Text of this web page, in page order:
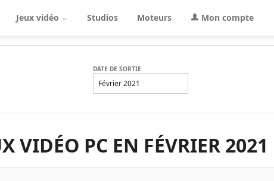
Jeux vidéo Studios Moteurs Mon compte
DATE DE SORTIE
Février 2021
VIDÉO PC EN FÉVRIER 2021